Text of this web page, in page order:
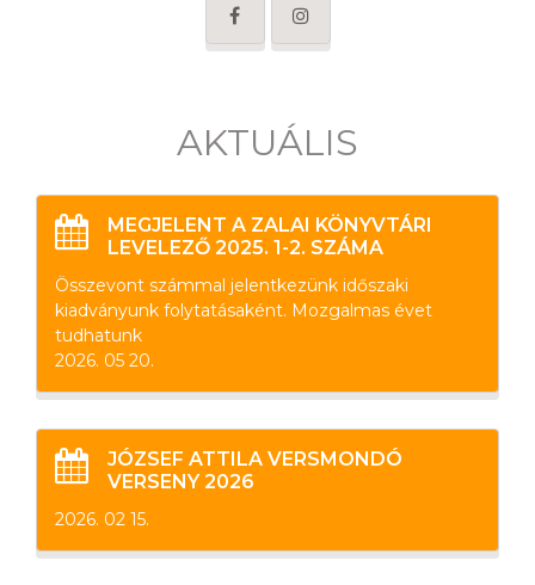
AKTUÁLIS
MEGJELENT A ZALAI KÖNYVTÁRI
LEVELEZŐ 2025. 1-2. SZÁMA
Összevont számmal jelentkezünk időszaki
kiadványunk folytatásaként. Mozgalmas évet
tudhatunk
2026. 05 20.
JÓZSEF ATTILA VERSMONDÓ
VERSENY 2026
2026. 02 15.